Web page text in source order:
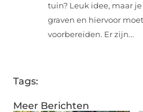
Meer Berichten
tuin? Leuk idee, maar
graven en hiervoor
voorbereiden. Er zijn...
Tags: